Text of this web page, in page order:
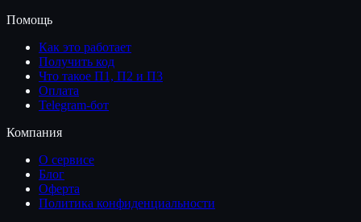
Помощь
Как это работает
Получить код
Что такое П1, П2 и П3
Оплата
Telegram-бот
Компания
О сервисе
Блог
Оферта
Политика конфиденциальности